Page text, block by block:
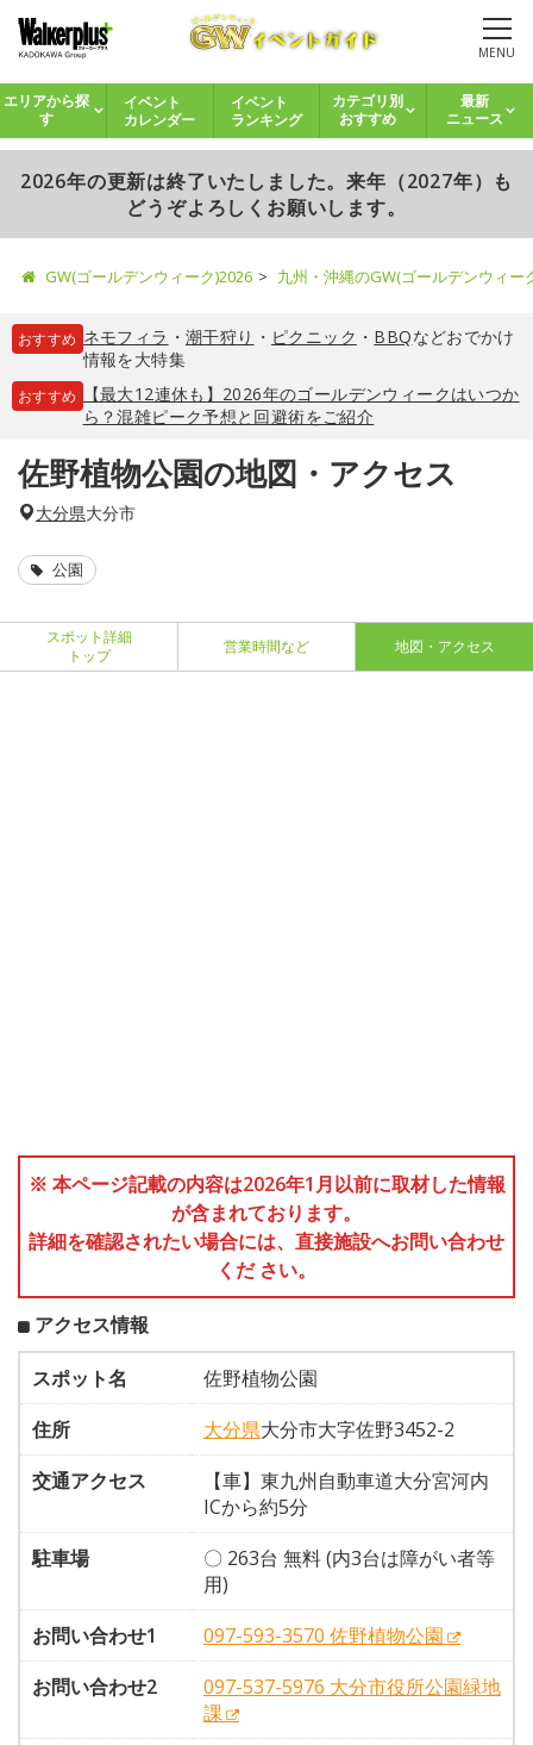
MENU
エリアから探
す
イベント
カレンダー
イベント
ランキング
カテゴリ別
おすすめ
最新
ニュース
2026年の更新は終了いたしました。来年（2027年）も
どうぞよろしくお願いします。
GW(ゴールデンウィーク)2026 九州・沖縄のGW(ゴールデンウィ
おすすめ ネモフィラ ・ 潮干狩り ・ ピクニック ・ BBQなどおでかけ
情報を大特集
おすすめ
【最大12連休も】2026年のゴールデンウィークはいつか
ら？混雑ピーク予想と回避術をご紹介
佐野植物公園の地図・アクセス
大分県大分市
公園
スポット詳細
トップ
営業時間など 地図・アクセス
※ 本ページ記載の内容は2026年1月以前に取材した情報
が含まれております。
詳細を確認されたい場合には、直接施設へお問い合わせ
くだ さい。
アクセス情報
スポット名
佐野植物公園
住所
大分県大分市大字佐野3452-2
交通アクセス
【車】東九州自動車道大分宮河内
ICから約5分
駐車場
〇 263台 無料 (内3台は障がい者等
用)
お問い合わせ1
097-593-3570 佐野植物公園
お問い合わせ2
097-537-5976 大分市役所公園緑地
課